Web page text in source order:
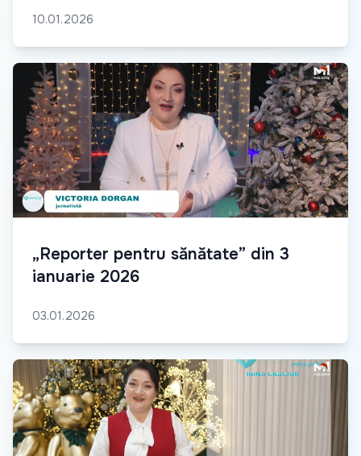
10.01.2026
„Reporter pentru sănătate” din 3
ianuarie 2026
03.01.2026